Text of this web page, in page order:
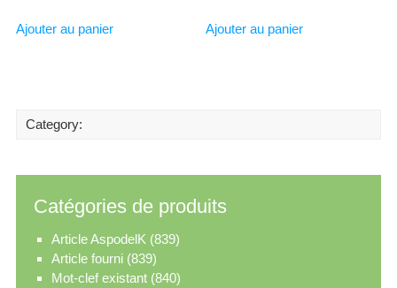
Ajouter au panier Ajouter au panier
Category:
Catégories de produits
Article AspodelK (839)
Article fourni (839)
Mot-clef existant (840)